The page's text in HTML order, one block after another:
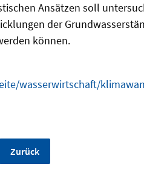
Ansätzen soll
der
können.
wasserwirtschaft/
Zurück